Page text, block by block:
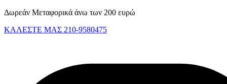
Skip
content
Δωρεάν Μεταφορικά άνω των 200 ευρώ
ΚΑΛΕΣΤΕ ΜΑΣ 210-9580475